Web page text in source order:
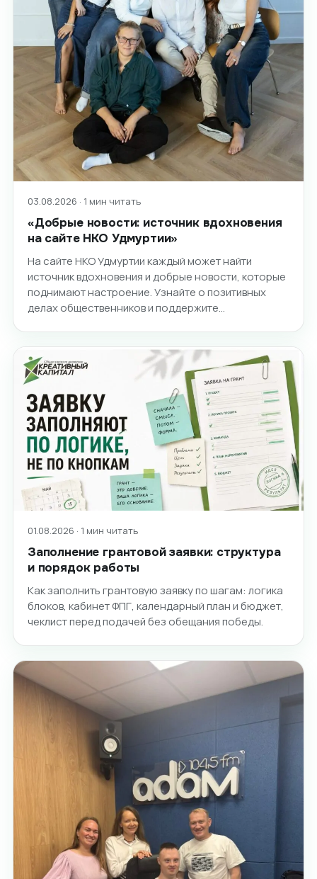
03.08.2026 · 1 мин читать
«Добрые новости: источник вдохновения
на сайте НКО Удмуртии»
На сайте НКО Удмуртии каждый может найти
источник вдохновения и добрые новости, которые
поднимают настроение. Узнайте о позитивных
делах общественников и поддержите…
01.08.2026 · 1 мин читать
Заполнение грантовой заявки: структура
и порядок работы
Как заполнить грантовую заявку по шагам: логика
блоков, кабинет ФПГ, календарный план и бюджет,
чеклист перед подачей без обещания победы.